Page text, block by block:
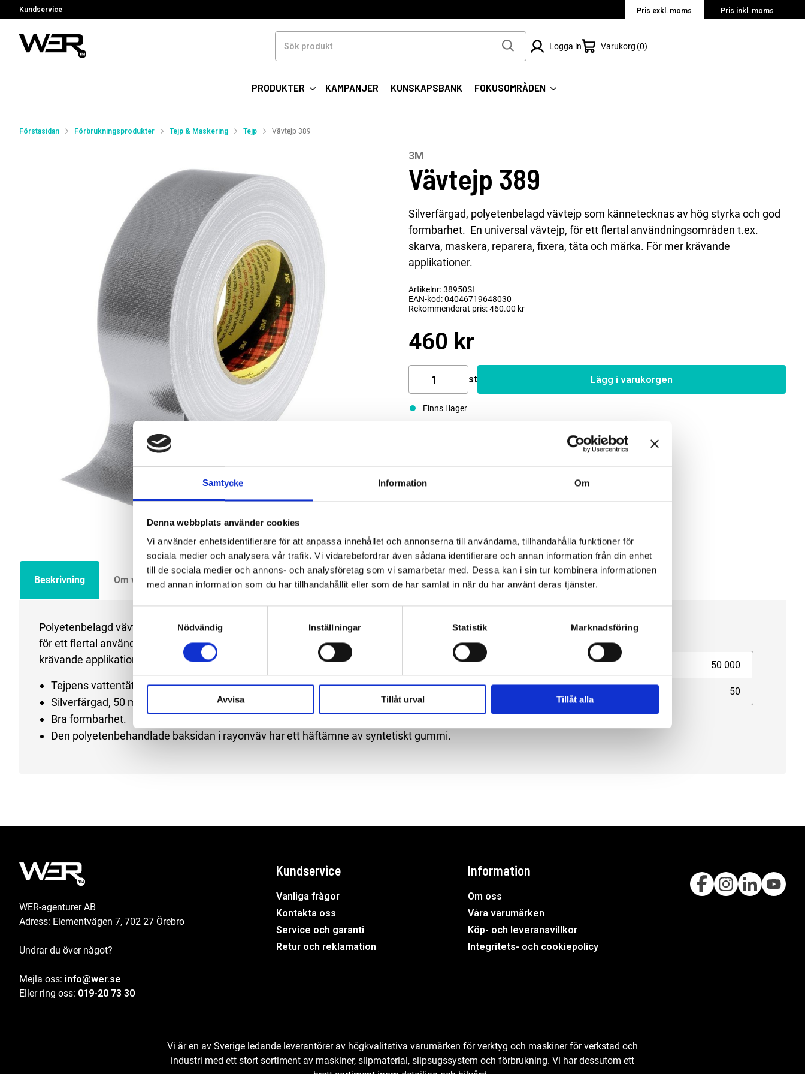
Samtycke Information Om
Denna webbplats använder cookies
Vi använder enhetsidentifierare för att anpassa innehållet och annonserna till användarna, tillhandahålla funktioner för
sociala medier och analysera vår trafik. Vi vidarebefordrar även sådana identifierare och annan information från din enhet
till de sociala medier och annons- och analysföretag som vi samarbetar med. Dessa kan i sin tur kombinera informationen
med annan information som du har tillhandahållit eller som de har samlat in när du har använt deras tjänster.
Nödvändig
Inställningar Statistik Marknadsföring
Avvisa Tillåt urval Tillåt alla
Kundservice Pris exkl. moms Pris inkl. moms
produkt
Logga in Varukorg 0
PRODUKTER KAMPANJER KUNSKAPSBANK FOKUSOMRÅDEN
Förstasidan Förbrukningsprodukter Tejp & Maskering Tejp Vävtejp 389
3M
Vävtejp 389
Silverfärgad, polyetenbelagd vävtejp som kännetecknas av hög styrka och god
formbarhet. En universal vävtejp, för ett flertal användningsområden t.ex.
skarva, maskera, reparera, fixera, täta och märka. För mer krävande
applikationer.
Artikelnr: 38950SI
EAN-kod: 04046719648030
Rekommenderat pris: 460.00 kr
460 kr
st Lägg i varukorgen
Finns i lager
Beskrivning Om varumärket Filer
Polyetenbelagd vävtejp som kännetecknas av hög styrka och god formbarhet. En universal vävtejp,
för ett flertal användningsområden t.ex. skarva, maskera, reparera, fixera, täta och märka. För mer
krävande applikationer.
Tejpens vattentäta rygg har bra formbarhet och är enkel att riva av.
Silverfärgad, 50 mm bred
Bra formbarhet.
Den polyetenbehandlade baksidan i rayonväv har ett häftämne av syntetiskt gummi.
Specifikation
50 000
50
WER-agenturer AB
Adress: Elementvägen 7, 702 27 Örebro
Undrar du över något?
Mejla oss: info@wer.se
Eller ring oss: 019-20 73 30
Kundservice
Vanliga frågor
Kontakta oss
Service och garanti
Retur och reklamation
Information
Om oss
Våra varumärken
Köp- och leveransvillkor
Integritets- och cookiepolicy
Vi är en av Sverige ledande leverantörer av högkvalitativa varumärken för verktyg och maskiner för verkstad och
industri med ett stort sortiment av maskiner, slipmaterial, slipsugssystem och förbrukning. Vi har dessutom ett